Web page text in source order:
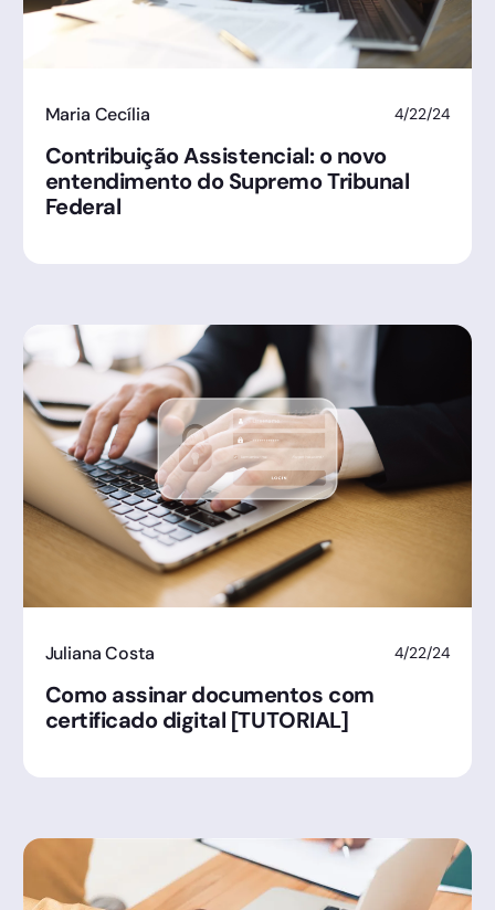
Maria Cecília 4/22/24
Contribuição Assistencial: o novo
entendimento do Supremo Tribunal
Federal
Juliana Costa 4/22/24
Como assinar documentos com
certificado digital [TUTORIAL]